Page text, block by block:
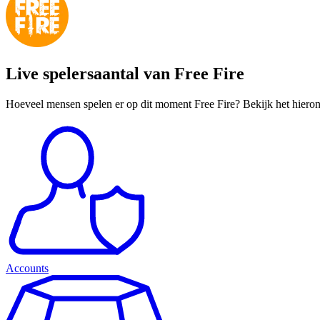
Live spelersaantal van Free Fire
Hoeveel mensen spelen er op dit moment Free Fire? Bekijk het
Accounts